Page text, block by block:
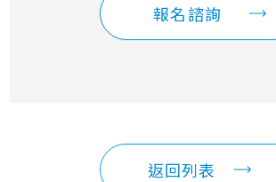
報名諮詢
返回列表